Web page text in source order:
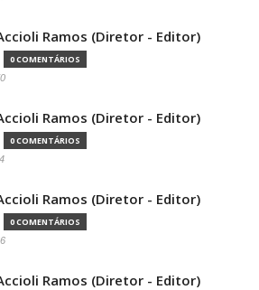
Ramos (Diretor - Editor)
0 COMENTÁRIOS
Ramos (Diretor - Editor)
0 COMENTÁRIOS
Ramos (Diretor - Editor)
0 COMENTÁRIOS
Ramos (Diretor - Editor)